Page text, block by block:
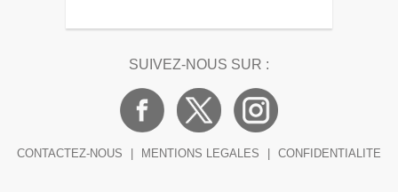
SUIVEZ-NOUS SUR :
CONTACTEZ-NOUS MENTIONS LEGALES CONFIDENTIALITE